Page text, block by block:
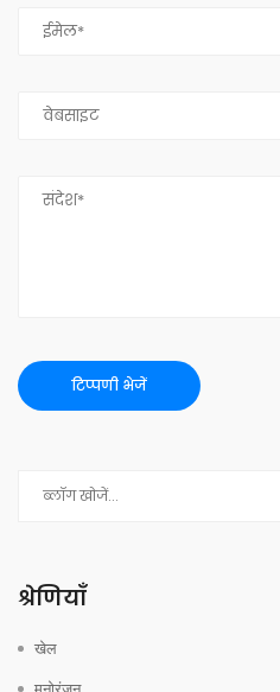
श्रेणियाँ
खेल